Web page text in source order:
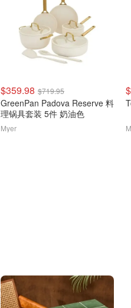
$359.98 $719.95
GreenPan Padova Reserve 料
理锅具套装 5件 奶油色
Myer